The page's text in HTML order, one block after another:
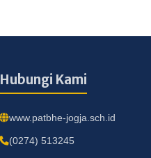
Hubungi Kami
www.patbhe-jogja.sch.id
(0274) 513245